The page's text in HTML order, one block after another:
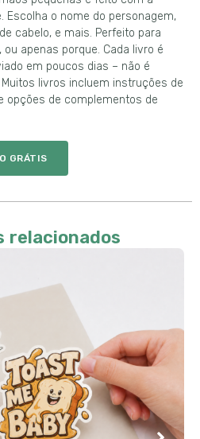
Escolha o nome do personagem,
cabelo, e mais. Perfeito para
apenas porque. Cada livro é
em poucos dias – não é
livros incluem instruções de
opções de complementos de
GRÁTIS
relacionados